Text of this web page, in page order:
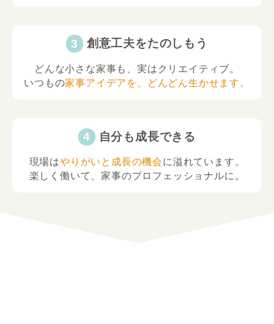
創意工夫をたのしもう
どんな小さな家事も、実はクリエイティブ。
いつもの家事アイデアを、どんどん生かせます。
自分も成長できる
現場はやりがいと成長の機会に溢れています。
楽しく働いて、家事のプロフェッショナルに。